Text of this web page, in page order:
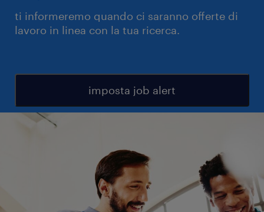
ti informeremo quando ci saranno offerte di
lavoro in linea con la tua ricerca.
imposta job alert